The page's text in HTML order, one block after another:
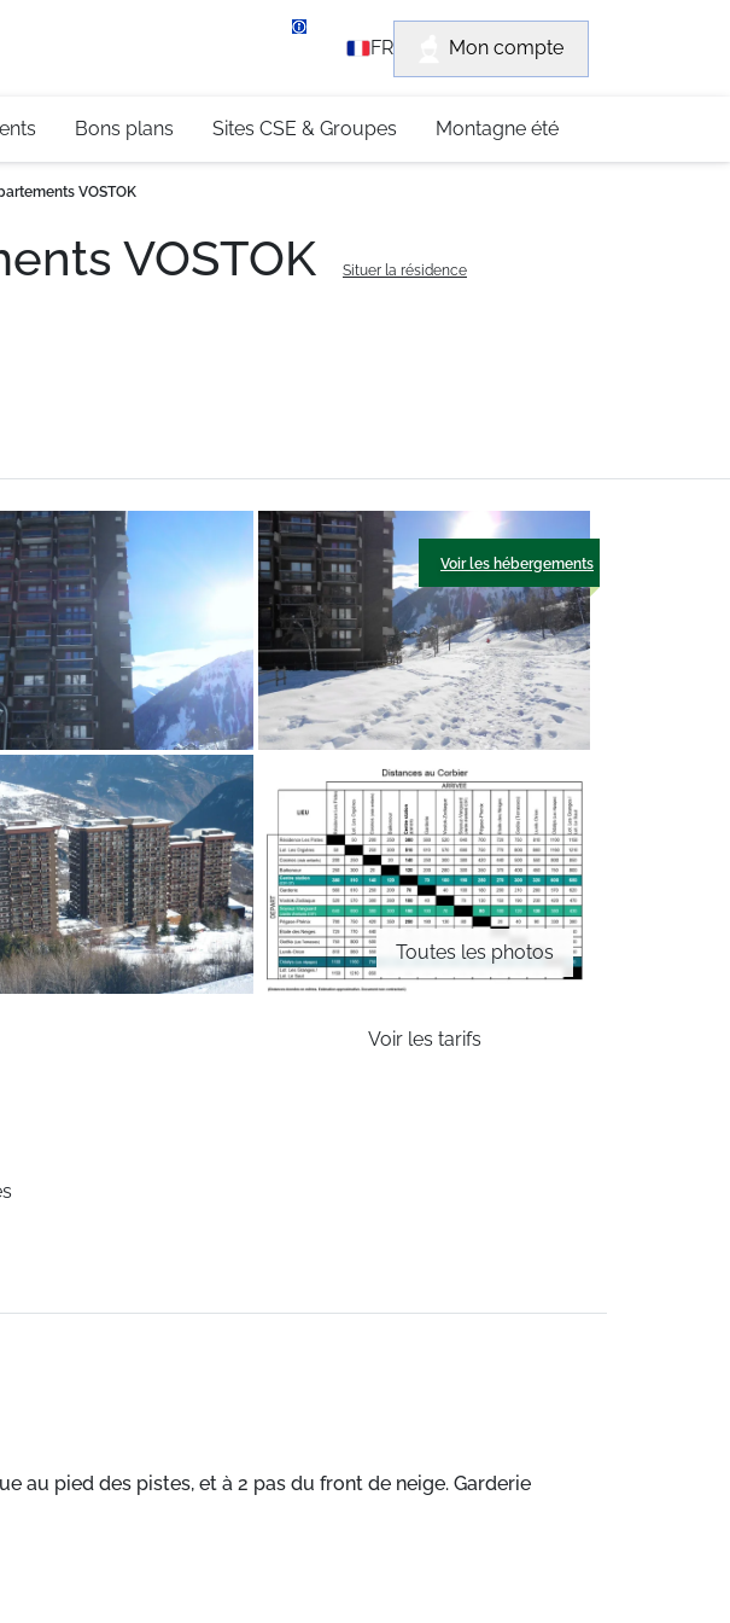
+33 (0)4 79 96 30 69
FR Mon compte
Bons plans Sites CSE & Groupes Montagne été
VOSTOK
VOSTOK Situer la résidence
Toutes les photos
Voir les hébergements
Voir les tarifs
au pied des pistes, et à 2 pas du front de neige. Garderie